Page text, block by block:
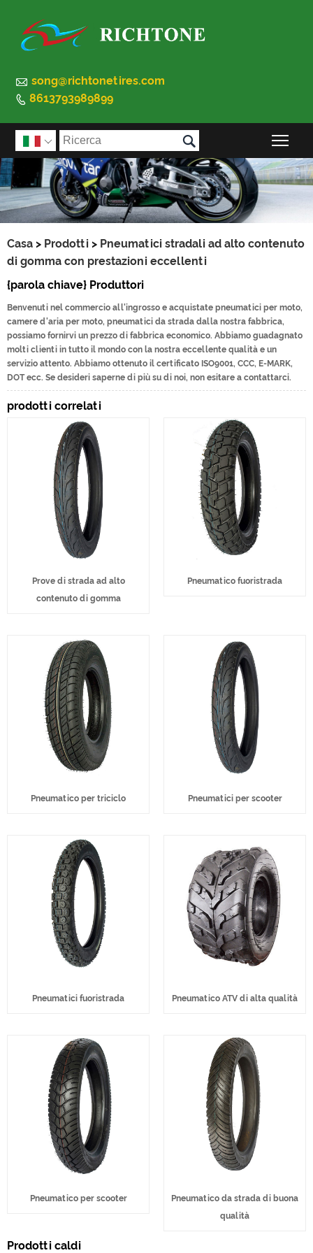
 song@richtonetires.com
 8613793989899
 
Casa > Prodotti > Pneumatici stradali ad alto contenuto
di gomma con prestazioni eccellenti
{parola chiave} Produttori
Benvenuti nel commercio all'ingrosso e acquistate pneumatici per moto,
camere d'aria per moto, pneumatici da strada dalla nostra fabbrica,
possiamo fornirvi un prezzo di fabbrica economico. Abbiamo guadagnato
molti clienti in tutto il mondo con la nostra eccellente qualità e un
servizio attento. Abbiamo ottenuto il certificato ISO9001, CCC, E-MARK,
DOT ecc. Se desideri saperne di più su di noi, non esitare a contattarci.
prodotti correlati
Prove di strada ad alto
contenuto di gomma
Pneumatico fuoristrada
Pneumatico per triciclo Pneumatici per scooter
Pneumatici fuoristrada Pneumatico ATV di alta qualità
Pneumatico per scooter
Pneumatico da strada di buona
qualità
Prodotti caldi